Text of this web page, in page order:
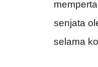
senjata
selama